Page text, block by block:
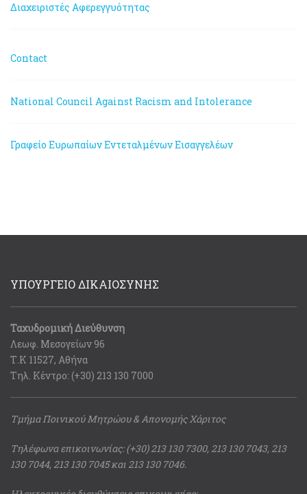
Διαχειριστές Αφερεγγυότητας
Contact
National Council Against Racism and Intolerance
Γραφείο Ευρωπαίων Εντεταλμένων Εισαγγελέων
ΥΠΟΥΡΓΕΙΟ ΔΙΚΑΙΟΣΥΝΗΣ
Ταχυδρομική Διεύθυνση
Λεωφ. Μεσογείων 96
Τ.Κ 11527, Αθήνα
Τηλ. Κέντρο: (+30) 213 130 7000
Τμήμα Ποινικού Μητρώου & Απονομής Χάριτος
Τηλέφωνα επικοινωνίας: (+30) 213 130 7300, 213 130 7043, 213
130 7044, 213 130 7045 και 213 130 7046.